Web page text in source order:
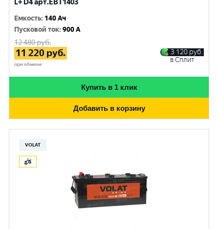
L+ D4 арт.EBT1403
Емкость: 140 Ач
Пусковой ток:900 A
12 480руб.
11 220 руб.
при обмене
3 120 руб.
в Сплит
Купить в 1 клик
Добавить в корзину
VOLAT